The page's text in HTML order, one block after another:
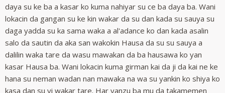
daya su ke ba a kasar ko kuma nahiyar su ce ba daya ba. Wani
lokacin da gangan su ke kin wakar da su dan kada su sauya su
daga yadda su ka sama waka a al'adance ko dan kada asalin
salo da sautin da aka san wakokin Hausa da su su sauya a
dalilin waka tare da wasu mawakan da ba hausawa ko yan
kasar Hausa ba. Wani lokacin kuma girman kai da ji da kai ne ke
hana su neman wadan nan mawaka na wa su yankin ko shiya ko
kasa dan su yi wakar tare. Har yanzu ba mu da takamemen